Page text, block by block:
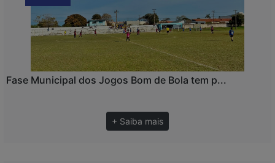
Fase Municipal dos Jogos Bom de Bola tem p...
+ Saiba mais